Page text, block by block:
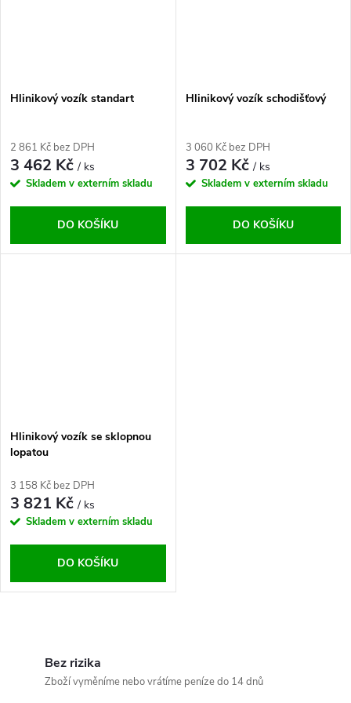
Hlinikový vozík standart
2 861 Kč bez DPH
3 462 Kč/ ks
Skladem v externím skladu
DO KOŠÍKU
Hlinikový vozík schodišťový
3 060 Kč bez DPH
3 702 Kč/ ks
Skladem v externím skladu
DO KOŠÍKU
Hlinikový vozík se sklopnou
lopatou
3 158 Kč bez DPH
3 821 Kč/ ks
Skladem v externím skladu
DO KOŠÍKU
Bez rizika
Zboží vyměníme nebo vrátíme peníze do 14 dnů